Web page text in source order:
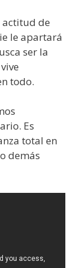
actitud de
le apartará
ser la
todo.
Es
total en
demás